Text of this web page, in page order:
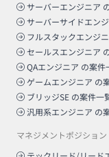
サーバーエンジニア
サーバーサイドエン
フルスタックエンジ
セールスエンジニア
QAエンジニア の案件
ゲームエンジニア の
ブリッジSE の案件一
汎用系エンジニア の
マネジメントポジション